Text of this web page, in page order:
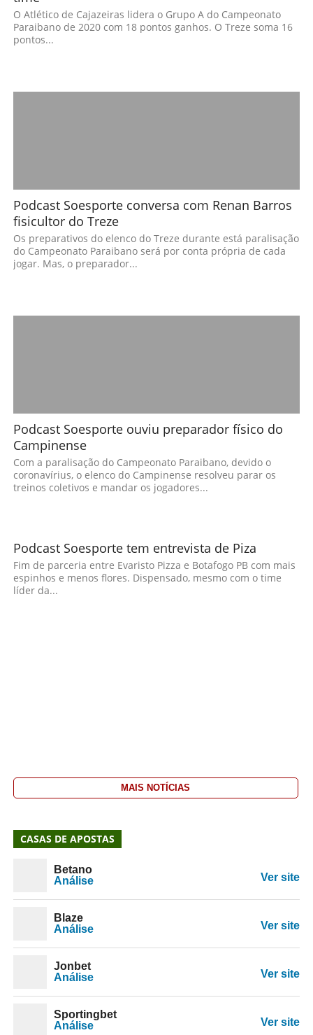
O Atlético de Cajazeiras lidera o Grupo A do Campeonato
Paraibano de 2020 com 18 pontos ganhos. O Treze soma 16
pontos...
Podcast Soesporte conversa com Renan Barros
fisicultor do Treze
Os preparativos do elenco do Treze durante está paralisação
do Campeonato Paraibano será por conta própria de cada
jogar. Mas, o preparador...
Podcast Soesporte ouviu preparador físico do
Campinense
Com a paralisação do Campeonato Paraibano, devido o
coronavírius, o elenco do Campinense resolveu parar os
treinos coletivos e mandar os jogadores...
Podcast Soesporte tem entrevista de Piza
Fim de parceria entre Evaristo Pizza e Botafogo PB com mais
espinhos e menos flores. Dispensado, mesmo com o time
líder da...
MAIS NOTÍCIAS
CASAS DE APOSTAS
Betano
Análise
Ver site
Blaze
Análise
Ver site
Jonbet
Análise
Ver site
Sportingbet
Análise
Ver site